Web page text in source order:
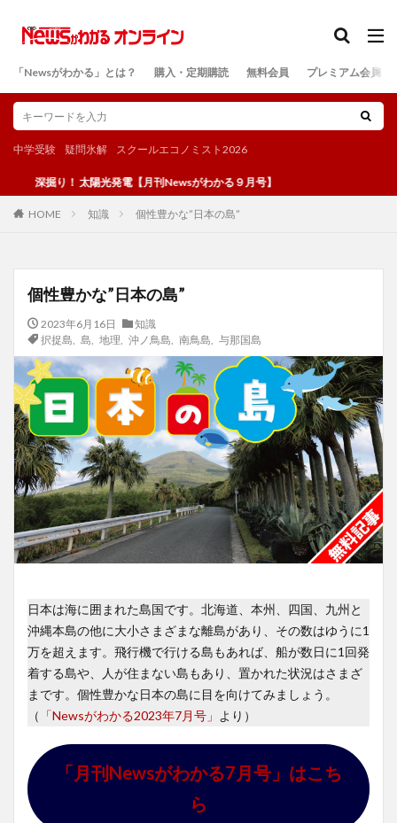
「Newsがわかる」とは？ 購入・定期購読 無料会員 プレミアム会員
中学受験 疑問氷解 スクールエコノミスト2026
り！ 太陽光発電【月刊Newsがわかる９月号】
HOME 知識 個性豊かな”日本の島”
個性豊かな”日本の島”
2023年6月16日
知識
択捉島
島 地理 沖ノ鳥島 南鳥島 与那国島
日本は海に囲まれた島国です。北海道、本州、四国、九州と
沖縄本島の他に大小さまざまな離島があり、その数はゆうに1
万を超えます。飛行機で行ける島もあれば、船が数日に1回発
着する島や、人が住まない島もあり、置かれた状況はさまざ
まです。個性豊かな日本の島に目を向けてみましょう。
（ 「Newsがわかる2023年7月号」 より）
「月刊Newsがわかる7月号」はこち
ら
検索